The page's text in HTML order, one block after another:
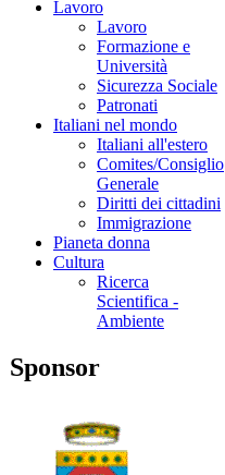
Lavoro
Lavoro
Formazione e
Università
Sicurezza Sociale
Patronati
Italiani nel mondo
Italiani all'estero
Comites/Consiglio
Generale
Diritti dei cittadini
Immigrazione
Pianeta donna
Cultura
Ricerca
Scientifica -
Ambiente
Sponsor